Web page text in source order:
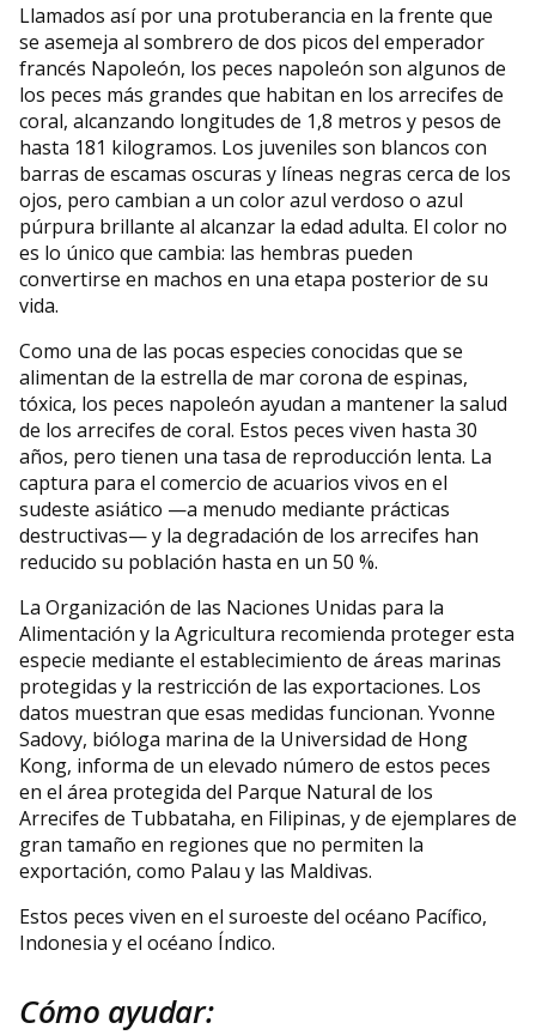
Llamados así por una protuberancia en la frente que
se asemeja al sombrero de dos picos del emperador
francés Napoleón, los peces napoleón son algunos de
los peces más grandes que habitan en los arrecifes de
coral, alcanzando longitudes de 1,8 metros y pesos de
hasta 181 kilogramos. Los juveniles son blancos con
barras de escamas oscuras y líneas negras cerca de los
ojos, pero cambian a un color azul verdoso o azul
púrpura brillante al alcanzar la edad adulta. El color no
es lo único que cambia: las hembras pueden
convertirse en machos en una etapa posterior de su
vida.
Como una de las pocas especies conocidas que se
alimentan de la estrella de mar corona de espinas,
tóxica, los peces napoleón ayudan a mantener la salud
de los arrecifes de coral. Estos peces viven hasta 30
años, pero tienen una tasa de reproducción lenta. La
captura para el comercio de acuarios vivos en el
sudeste asiático —a menudo mediante prácticas
destructivas— y la degradación de los arrecifes han
reducido su población hasta en un 50 %.
La Organización de las Naciones Unidas para la
Alimentación y la Agricultura recomienda proteger esta
especie mediante el establecimiento de áreas marinas
protegidas y la restricción de las exportaciones. Los
datos muestran que esas medidas funcionan. Yvonne
Sadovy, bióloga marina de la Universidad de Hong
Kong, informa de un elevado número de estos peces
en el área protegida del Parque Natural de los
Arrecifes de Tubbataha, en Filipinas, y de ejemplares de
gran tamaño en regiones que no permiten la
exportación, como Palau y las Maldivas.
Estos peces viven en el suroeste del océano Pacífico,
Indonesia y el océano Índico.
Cómo ayudar: